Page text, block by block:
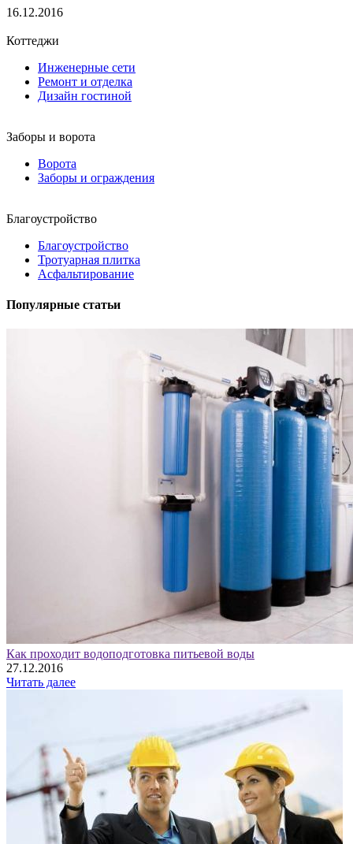
16.12.2016
Коттеджи
Инженерные сети
Ремонт и отделка
Дизайн гостиной
Заборы и ворота
Ворота
Заборы и ограждения
Благоустройство
Благоустройство
Тротуарная плитка
Асфальтирование
Популярные статьи
Как проходит водоподготовка питьевой воды
27.12.2016
Читать далее